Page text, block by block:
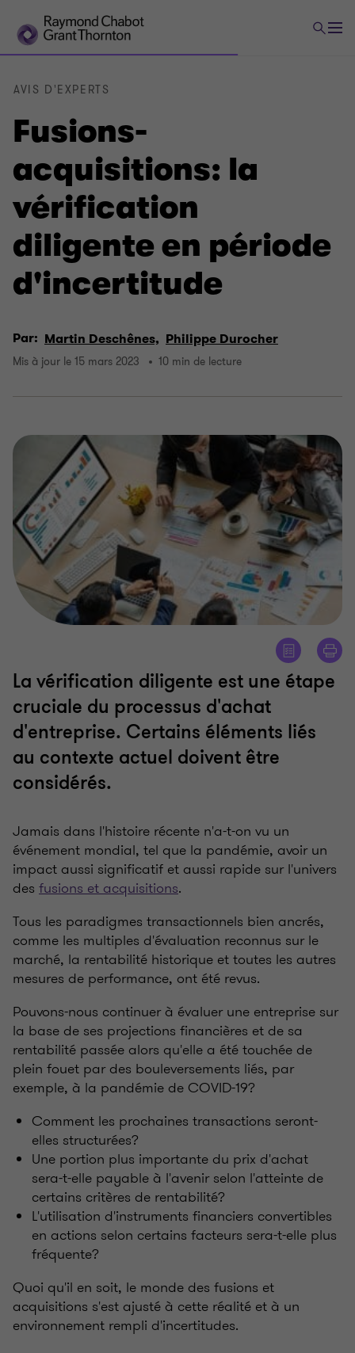
Fusions-
acquisitions: la
vérification
diligente en période
d'incertitude
AVIS D'EXPERTS
Par: Martin Deschênes, Philippe Durocher
Mis à jour le 15 mars 2023 10 min de lecture
La vérification diligente est une étape
cruciale du processus d'achat
d'entreprise. Certains éléments liés
au contexte actuel doivent être
considérés.
Jamais dans l'histoire récente n'a-t-on vu un
événement mondial, tel que la pandémie, avoir un
impact aussi significatif et aussi rapide sur l'univers
des fusions et acquisitions.
Tous les paradigmes transactionnels bien ancrés,
comme les multiples d'évaluation reconnus sur le
marché, la rentabilité historique et toutes les autres
mesures de performance, ont été revus.
Pouvons-nous continuer à évaluer une entreprise sur
la base de ses projections financières et de sa
rentabilité passée alors qu'elle a été touchée de
plein fouet par des bouleversements liés, par
exemple, à la pandémie de COVID-19?
Comment les prochaines transactions seront-
elles structurées?
Une portion plus importante du prix d'achat
sera-t-elle payable à l'avenir selon l'atteinte de
certains critères de rentabilité?
L'utilisation d'instruments financiers convertibles
en actions selon certains facteurs sera-t-elle plus
fréquente?
Quoi qu'il en soit, le monde des fusions et
acquisitions s'est ajusté à cette réalité et à un
environnement rempli d'incertitudes.